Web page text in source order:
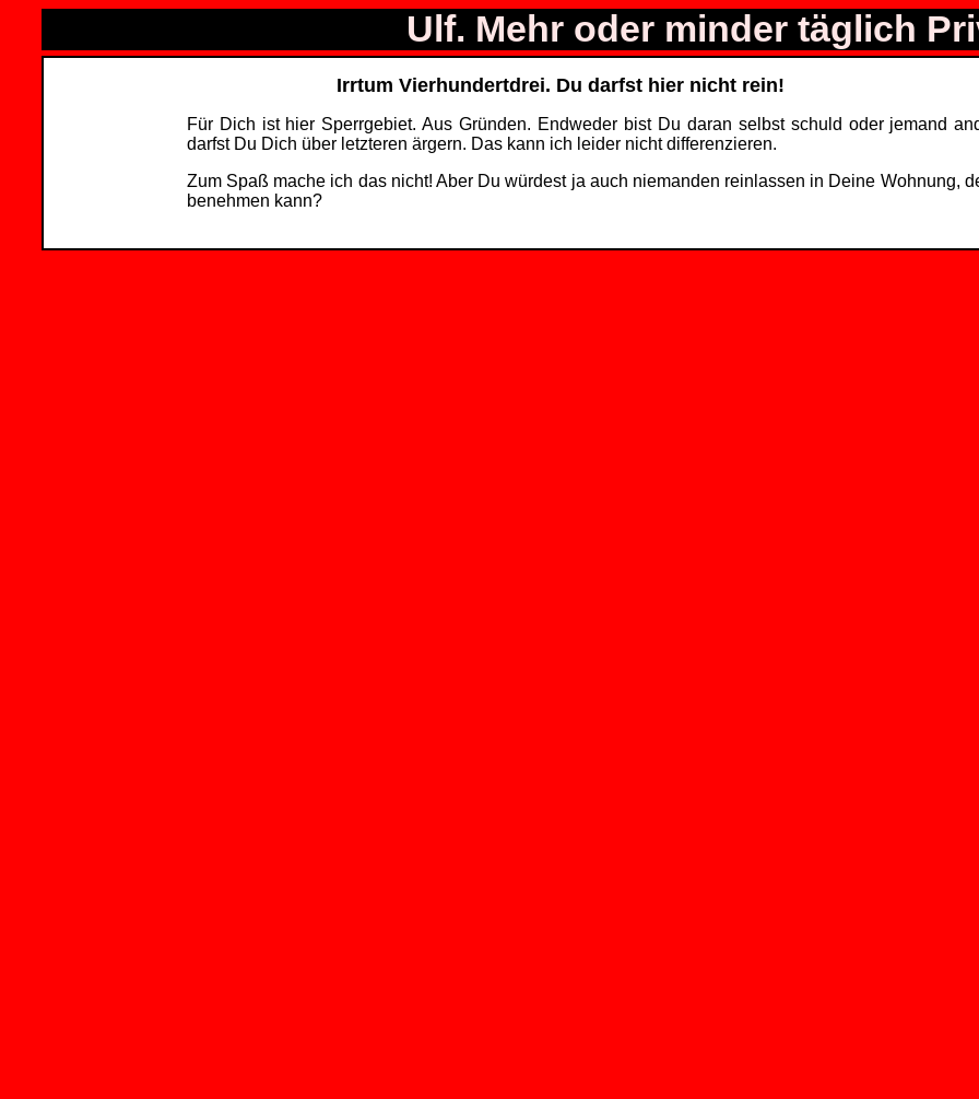
Ulf. Mehr oder minder täglich
Irrtum Vierhundertdrei. Du darfst hier nicht rein!
Für Dich ist hier Sperrgebiet. Aus Gründen. Endweder bist Du daran selbst schuld oder jemand
darfst Du Dich über letzteren ärgern. Das kann ich leider nicht differenzieren.
Zum Spaß mache ich das nicht! Aber Du würdest ja auch niemanden reinlassen in Deine Wohnung,
benehmen kann?